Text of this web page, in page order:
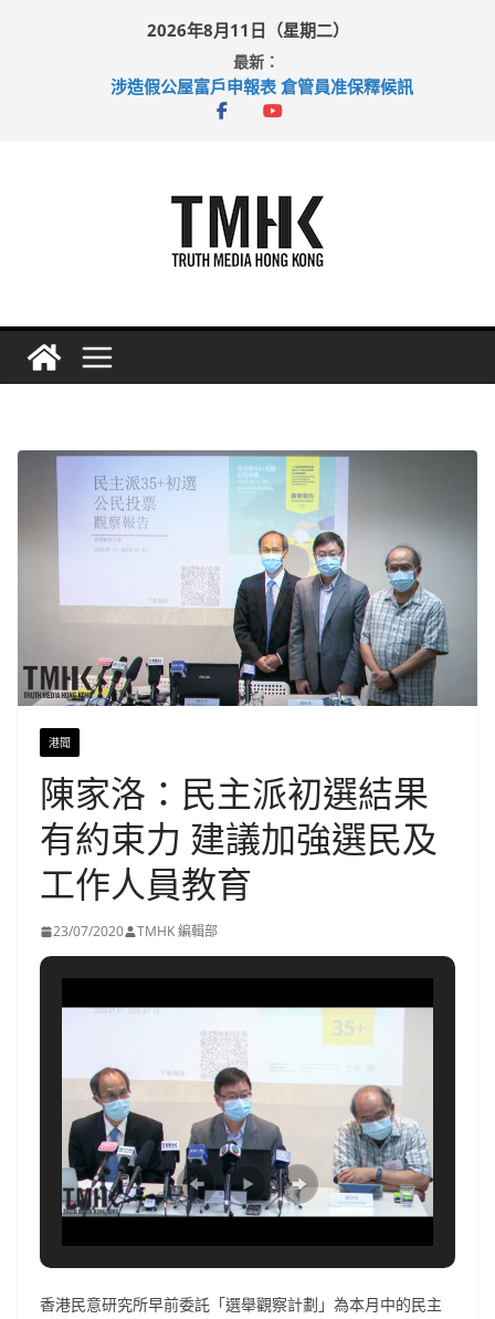
2026年8月11日（星期二）
最新：
涉造假公屋富戶申報表 倉管員准保釋候訊
港聞
陳家洛：民主派初選結果
有約束力 建議加強選民及
工作人員教育
23/07/2020 TMHK 編輯部
香港民意研究所早前委託「選舉觀察計劃」為本月中的民主